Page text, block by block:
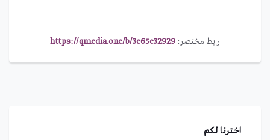
رابط مختصر: https://qmedia.one/b/3e65e32929
اخترنا لكم